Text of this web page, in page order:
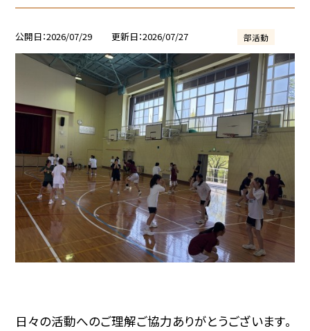
公開日 2026/07/29 更新日 2026/07/27 部活動
日々の活動へのご理解ご協力ありがとうございます。